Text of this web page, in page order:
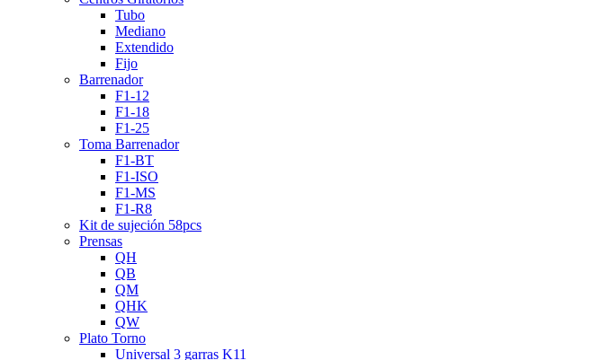
Tubo
Mediano
Extendido
Fijo
Barrenador
F1-12
F1-18
F1-25
Toma Barrenador
F1-BT
F1-ISO
F1-MS
F1-R8
Kit de sujeción 58pcs
Prensas
QH
QB
QM
QHK
QW
Plato Torno
Universal 3 garras K11